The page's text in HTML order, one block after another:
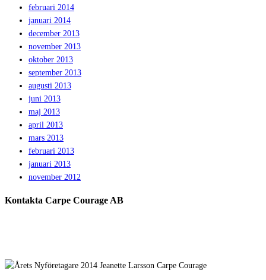
februari 2014
januari 2014
december 2013
november 2013
oktober 2013
september 2013
augusti 2013
juni 2013
maj 2013
april 2013
mars 2013
februari 2013
januari 2013
november 2012
Kontakta Carpe Courage AB